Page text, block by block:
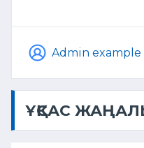
Admin example
ҰҚСАС